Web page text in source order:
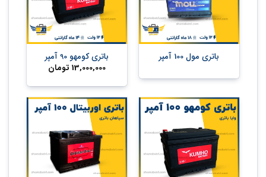
باتری مول 100 آمپر
باتری کومهو 90 آمپر
13,000,000 تومان